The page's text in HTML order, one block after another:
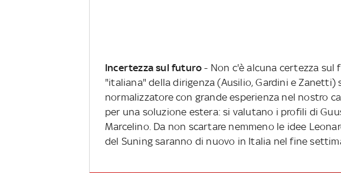
Incertezza sul futuro- Non c'è alcuna certezza
"italiana" della dirigenza (Ausilio, Gardini e Zanetti)
normalizzatore con grande esperienza nel nostro
per una soluzione estera: si valutano i profili di
Marcelino. Da non scartare nemmeno le idee
del Suning saranno di nuovo in Italia nel fine